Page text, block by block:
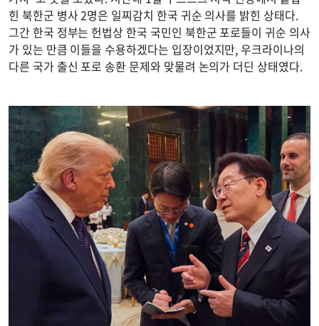
힌 북한군 병사 2명은 일찌감치 한국 귀순 의사를 밝힌 상태다.
그간 한국 정부는 헌법상 한국 국민인 북한군 포로들이 귀순 의사
가 있는 만큼 이들을 수용하겠다는 입장이었지만, 우크라이나의
다른 국가 출신 포로 송환 문제와 맞물려 논의가 더딘 상태였다.